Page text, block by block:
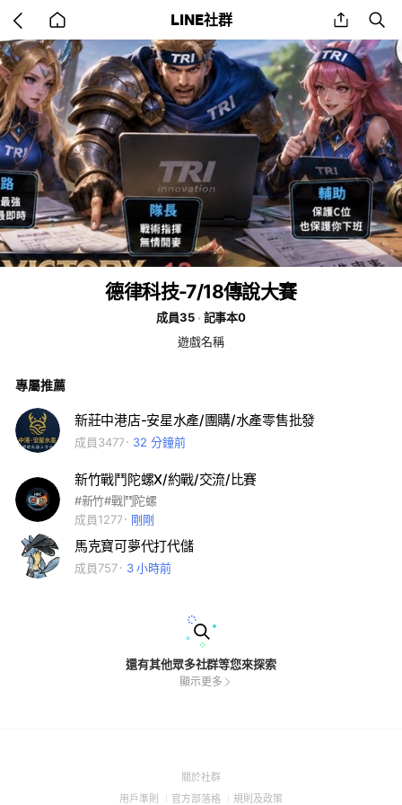
back
to
home
LINE社群 share
德律科技-7/18傳說大賽
成員35
記事本0
遊戲名稱
專屬推薦
新莊中港店-安星水產/團購/水產零售批發
成員3477 32 分鐘前
新竹戰鬥陀螺X/約戰/交流/比賽
#新竹#戰鬥陀螺
成員1277
剛剛
馬克寶可夢代打代儲
成員757 3 小時前
還有其他眾多社群等您來探索
顯示更多
關於社群(Open
用戶準則 (Open
官方部落格 (Open
規則及政策(Open